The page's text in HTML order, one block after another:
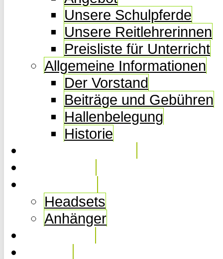
Unsere Schulpferde
Unsere Reitlehrerinnen
Preisliste für Unterricht
Allgemeine Informationen
Der Vorstand
Beiträge und Gebühren
Hallenbelegung
Historie
Headsets
Anhänger